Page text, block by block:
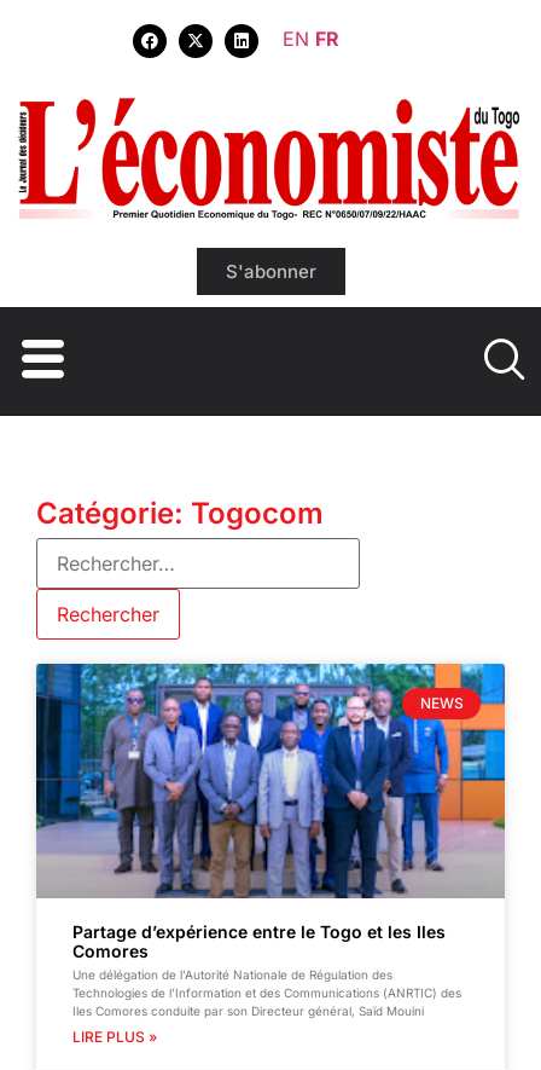
EN FR
S'abonner
Catégorie: Togocom
NEWS
Partage d’expérience entre le Togo et les Iles
Comores
Une délégation de l’Autorité Nationale de Régulation des
Technologies de l’Information et des Communications (ANRTIC) des
Iles Comores conduite par son Directeur général, Saïd Mouini
LIRE PLUS »